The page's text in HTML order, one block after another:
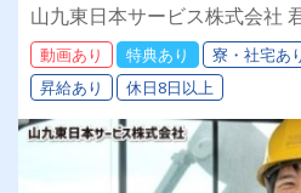
山九東日本サービス株式会社
動画あり 特典あり 寮・社宅あ
昇給あり
休日8日以上